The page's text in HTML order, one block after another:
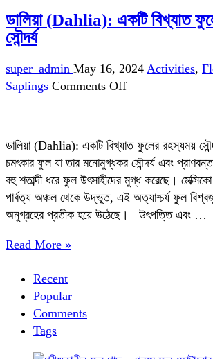
ডালিয়া (Dahlia): একটি বিখ্যাত
সৌন্দর্য
super_admin May 16, 2024 Activities,
Saplings Comments Offon
বিখ্যাত
ফুলের
রহস্যময়
সৌন্দর্য
ডালিয়া (Dahlia): একটি বিখ্যাত ফুলের রহস্যময়
চমৎকার ফুল যা তার মনোমুগ্ধকর সৌন্দর্য এবং
বহু শতাব্দী ধরে ফুল উৎসাহীদের মুগ্ধ করেছে।
পার্বত্য অঞ্চল থেকে উদ্ভূত, এই অত্যাশ্চর্য ফুল
অনুগ্রহের প্রতীক হয়ে উঠেছে। উৎপত্তি এবং …
Read More »
Recent
Popular
Comments
Tags